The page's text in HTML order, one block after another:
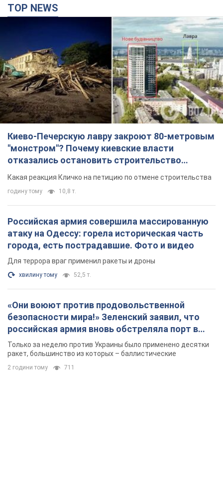
TOP NEWS
Киево-Печерскую лавру закроют 80-метровым
"монстром"? Почему киевские власти
отказались остановить строительство
небоскреба "московского верующего"
Какая реакция Кличко на петицию по отмене строительства
годину тому 10,8 т.
Российская армия совершила массированную
атаку на Одессу: горела историческая часть
города, есть пострадавшие. Фото и видео
Для террора враг применил ракеты и дроны
хвилину тому 52,5 т.
«Они воюют против продовольственной
безопасности мира!» Зеленский заявил, что
российская армия вновь обстреляла порт в
Одессе
Только за неделю против Украины было применено десятки
ракет, большинство из которых – баллистические
2 години тому 711